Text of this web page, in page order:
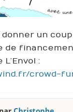
donner un
de
:
crowd-